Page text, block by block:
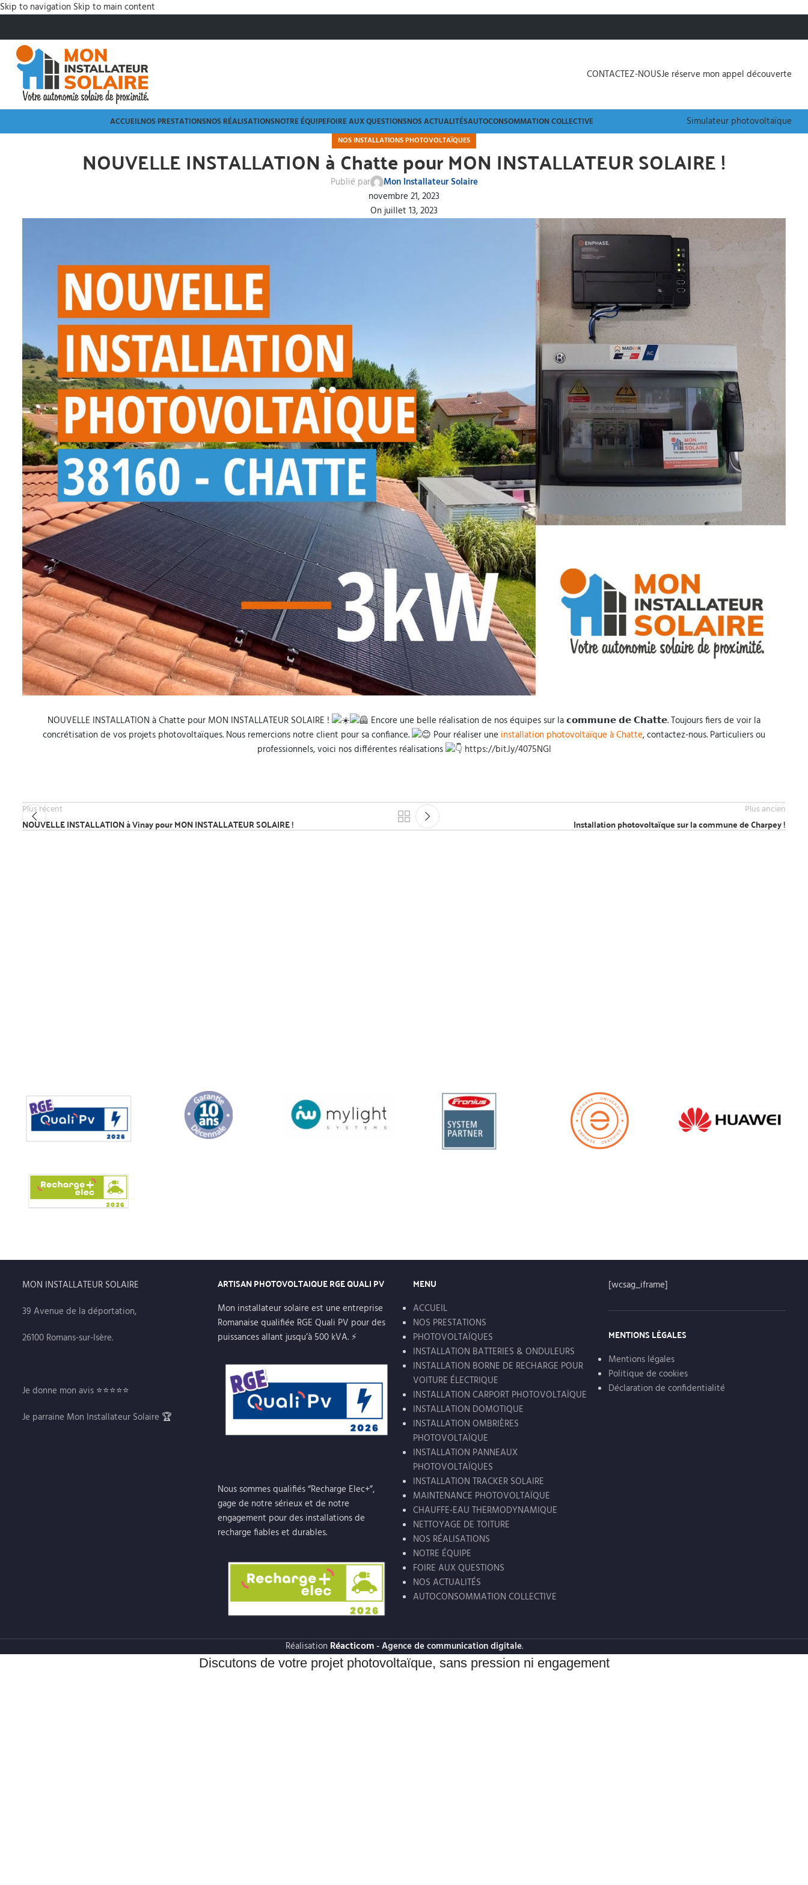
Skip to navigation Skip to main content
CONTACTEZ-NOUSJe réserve mon appel découverte
ACCUEILNOS PRESTATIONSNOS RÉALISATIONSNOTRE ÉQUIPEFOIRE AUX QUESTIONSNOS ACTUALITÉSAUTOCONSOMMATION COLLECTIVE Simulateur photovoltaïque
NOS INSTALLATIONS PHOTOVOLTAÏQUES
NOUVELLE INSTALLATION à Chatte pour MON INSTALLATEUR SOLAIRE !
Publié par
Mon Installateur Solaire
novembre 21, 2023
On juillet 13, 2023
NOUVELLE INSTALLATION à Chatte pour MON INSTALLATEUR SOLAIRE !
Encore une belle réalisation de nos équipes sur la 𝗰𝗼𝗺𝗺𝘂𝗻𝗲 𝗱𝗲 𝗖𝗵𝗮𝘁𝘁𝗲. Toujours fiers de voir la
concrétisation de vos projets photovoltaïques. Nous remercions notre client pour sa confiance.
Pour réaliser une installation photovoltaïque à Chatte, contactez-nous. Particuliers ou
professionnels, voici nos différentes réalisations
https://bit.ly/4075NGl
Plus récent
NOUVELLE INSTALLATION à Vinay pour MON INSTALLATEUR SOLAIRE !
Plus ancien
Installation photovoltaïque sur la commune de Charpey !
MON INSTALLATEUR SOLAIRE
39 Avenue de la déportation,
26100 Romans-sur-Isère.
Je donne mon avis ⭐⭐⭐⭐⭐
Je parraine Mon Installateur Solaire 🏆
ARTISAN PHOTOVOLTAIQUE RGE QUALI PV
Mon installateur solaire est une entreprise
Romanaise qualifiée RGE Quali PV pour des
puissances allant jusqu’à 500 kVA. ⚡
Nous sommes qualifiés “Recharge Elec+”,
gage de notre sérieux et de notre
engagement pour des installations de
recharge fiables et durables.
MENU
ACCUEIL
NOS PRESTATIONS
PHOTOVOLTAÏQUES
INSTALLATION BATTERIES & ONDULEURS
INSTALLATION BORNE DE RECHARGE POUR
VOITURE ÉLECTRIQUE
INSTALLATION CARPORT PHOTOVOLTAÏQUE
INSTALLATION DOMOTIQUE
INSTALLATION OMBRIÈRES
PHOTOVOLTAÏQUE
INSTALLATION PANNEAUX
PHOTOVOLTAÏQUES
INSTALLATION TRACKER SOLAIRE
MAINTENANCE PHOTOVOLTAÏQUE
CHAUFFE-EAU THERMODYNAMIQUE
NETTOYAGE DE TOITURE
NOS RÉALISATIONS
NOTRE ÉQUIPE
FOIRE AUX QUESTIONS
NOS ACTUALITÉS
AUTOCONSOMMATION COLLECTIVE
[wcsag_iframe]
MENTIONS LÉGALES
Mentions légales
Politique de cookies
Déclaration de confidentialité
Réalisation Réacticom- Agence de communication digitale.
Discutons de votre projet photovoltaïque, sans pression ni engagement